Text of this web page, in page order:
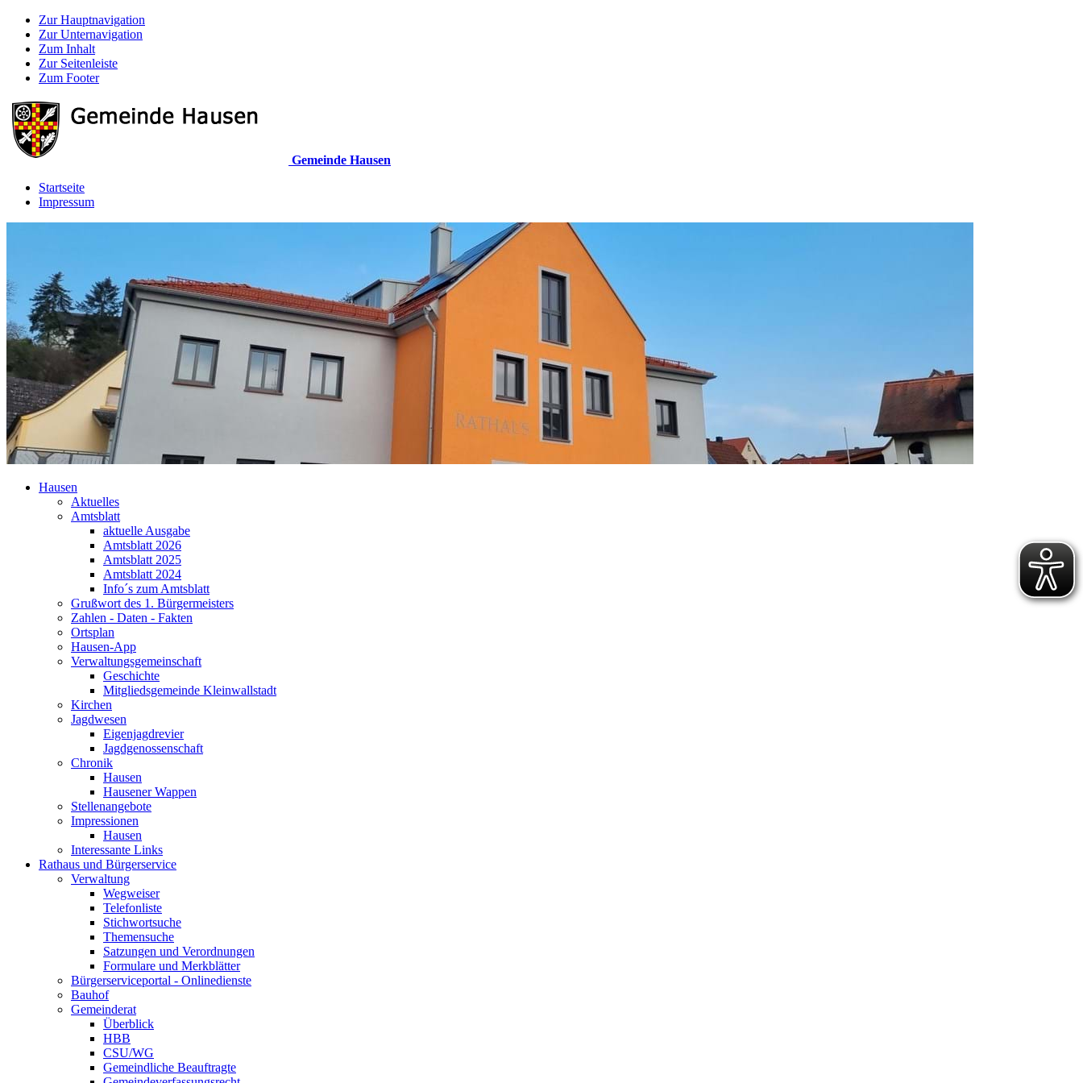
Zur Hauptnavigation
Zur Unternavigation
Zum Inhalt
Zur Seitenleiste
Zum Footer
Gemeinde Hausen
Startseite
Impressum
Hausen
Aktuelles
Amtsblatt
aktuelle Ausgabe
Amtsblatt 2026
Amtsblatt 2025
Amtsblatt 2024
Info´s zum Amtsblatt
Grußwort des 1. Bürgermeisters
Zahlen - Daten - Fakten
Ortsplan
Hausen-App
Verwaltungsgemeinschaft
Geschichte
Mitgliedsgemeinde Kleinwallstadt
Kirchen
Jagdwesen
Eigenjagdrevier
Jagdgenossenschaft
Chronik
Hausen
Hausener Wappen
Stellenangebote
Impressionen
Hausen
Interessante Links
Rathaus und Bürgerservice
Verwaltung
Wegweiser
Telefonliste
Stichwortsuche
Themensuche
Satzungen und Verordnungen
Formulare und Merkblätter
Bürgerserviceportal - Onlinedienste
Bauhof
Gemeinderat
Überblick
HBB
CSU/WG
Gemeindliche Beauftragte